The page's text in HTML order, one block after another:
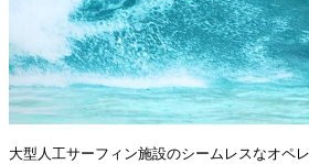
大型人工サーフィン施設のシームレスなオペ